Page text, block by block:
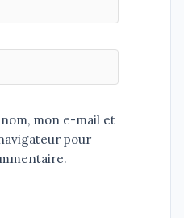
mon e-mail et
pour